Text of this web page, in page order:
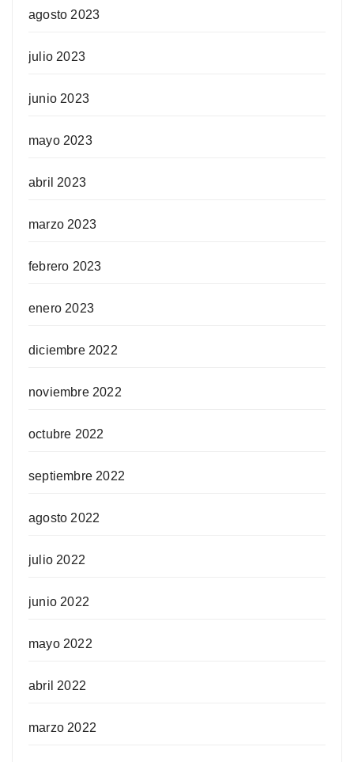
agosto 2023
julio 2023
junio 2023
mayo 2023
abril 2023
marzo 2023
febrero 2023
enero 2023
diciembre 2022
noviembre 2022
octubre 2022
septiembre 2022
agosto 2022
julio 2022
junio 2022
mayo 2022
abril 2022
marzo 2022